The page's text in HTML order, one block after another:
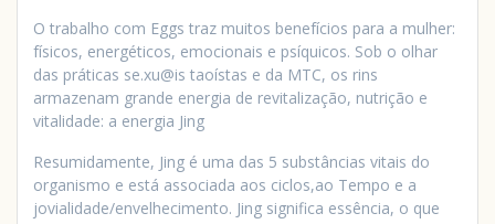
O trabalho com Eggs traz muitos benefícios para a mulher:
físicos, energéticos, emocionais e psíquicos. Sob o olhar
das práticas se.xu@is taoístas e da MTC, os rins
armazenam grande energia de revitalização, nutrição e
vitalidade: a energia Jing
Resumidamente, Jing é uma das 5 substâncias vitais do
organismo e está associada aos ciclos,ao Tempo e a
jovialidade/envelhecimento. Jing significa essência, o que